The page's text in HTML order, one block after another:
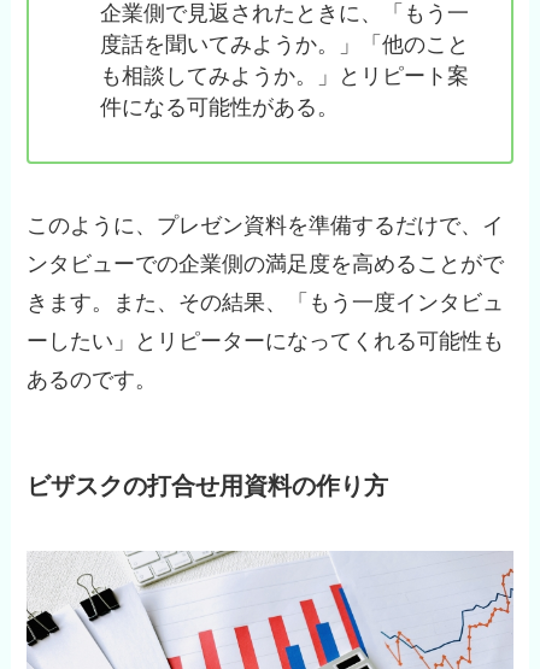
企業側で見返されたときに、「もう一
度話を聞いてみようか。」「他のこと
も相談してみようか。」とリピート案
件になる可能性がある。
このように、プレゼン資料を準備するだけで、イ
ンタビューでの企業側の満足度を高めることがで
きます。また、その結果、「もう一度インタビュ
ーしたい」とリピーターになってくれる可能性も
あるのです。
ビザスクの打合せ用資料の作り方